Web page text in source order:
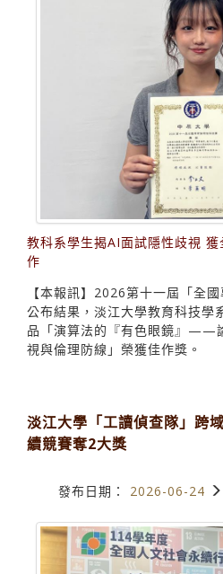
教科系學生揭AI面試隱性歧視
作
【本報訊】2026第十一屆「全
公布結果，淡江大學教育科技學
品「演算法的『有色眼鏡』——
視與倫理防線」榮獲佳作獎。
淡江大學「工讀偵查隊」跨
續競賽奪2大獎
發布日期： 2026-06-24